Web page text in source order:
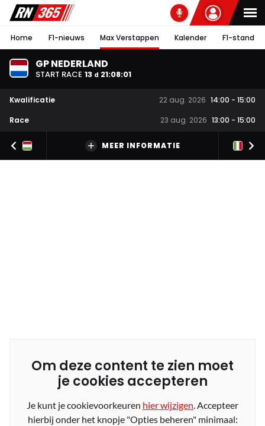
Home F1-nieuws Max Verstappen Kalender F1-stand
GP NEDERLAND
START RACE 13 d 21:08:01
Kwalificatie 22 aug. 2026 14:00 - 15:00
Race
23 aug. 2026 13:00 - 15:00
MEER INFORMATIE
Om deze content te zien moet
je cookies accepteren
Je kunt je cookievoorkeuren hier wijzigen. Accepteer
hierbij onder het knopje "Opties beheren" minimaal: